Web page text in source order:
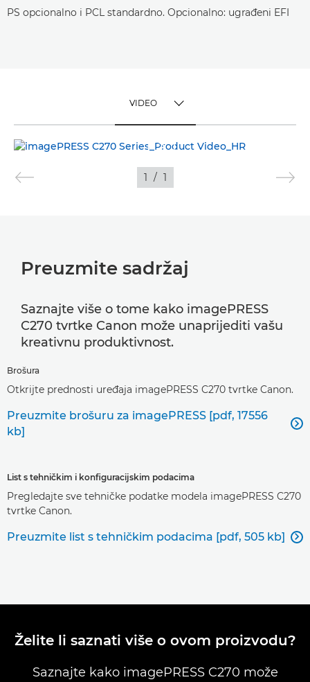
PS opcionalno i PCL standardno. Opcionalno: ugrađeni EFI
VIDEO
VIDEO
SLIKE
1 / 1
Preuzmite sadržaj
Saznajte više o tome kako imagePRESS
C270 tvrtke Canon može unaprijediti vašu
kreativnu produktivnost.
Brošura
Otkrijte prednosti uređaja imagePRESS C270 tvrtke Canon.
Preuzmite brošuru za imagePRESS [pdf, 17556
kb]

List s tehničkim i konfiguracijskim podacima
Pregledajte sve tehničke podatke modela imagePRESS C270
tvrtke Canon.
Preuzmite list s tehničkim podacima [pdf, 505 kb] 
Želite li saznati više o ovom proizvodu?
Saznajte kako imagePRESS C270 može